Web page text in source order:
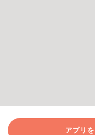
アプリ